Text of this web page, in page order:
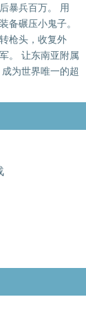
暴兵百万。 用
备碾压小鬼子。
枪头，收复外
。 让东南亚附属
为世界唯一的超